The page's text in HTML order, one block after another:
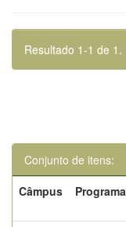
Resultado 1-1 de 1.
Conjunto de itens:
Câmpus